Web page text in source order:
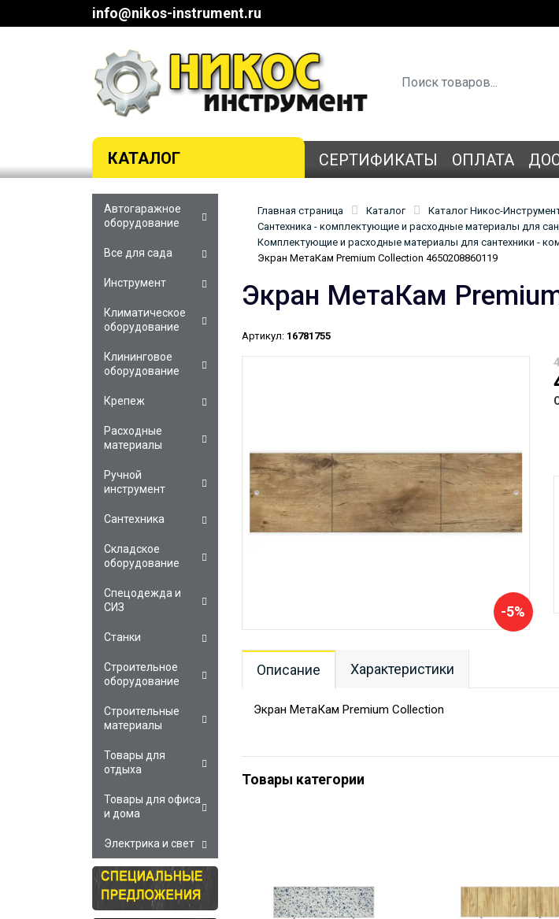
info@nikos-instrument.ru
КАТАЛОГ СЕРТИФИКАТЫ ОПЛАТА
Главная страница Каталог
Каталог Никос-
Сантехника - комплектующие и расходные материалы для
Комплектующие и расходные материалы для сантехники -
Экран МетаКам Premium Collection 4650208860119
Экран МетаКам
Артикул: 16781755
-5%
Описание Характеристики
Экран МетаКам Premium Collection
Товары категории
Автогаражное
оборудование
Все для сада
Инструмент
Климатическое
оборудование
Клининговое
оборудование
Крепеж
Расходные
материалы
Ручной
инструмент
Сантехника
Складское
оборудование
Спецодежда и
СИЗ
Станки
Строительное
оборудование
Строительные
материалы
Товары для
отдыха
Товары для офиса
и дома
Электрика и свет